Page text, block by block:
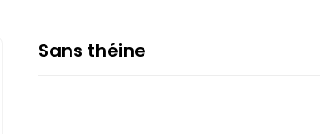
Sans théine